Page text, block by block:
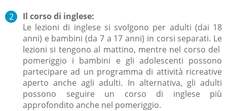
Il corso di inglese:
Le lezioni di inglese si svolgono per adulti (dai 18
anni) e bambini (da 7 a 17 anni) in corsi separati. Le
lezioni si tengono al mattino, mentre nel corso del
pomeriggio i bambini e gli adolescenti possono
partecipare ad un programma di attività ricreative
aperto anche agli adulti. In alternativa, gli adulti
possono seguire un corso di inglese più
approfondito anche nel pomeriggio.